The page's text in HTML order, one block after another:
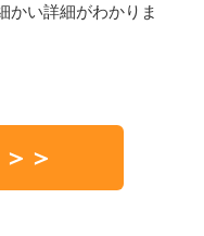
かい詳細がわかりま
＞